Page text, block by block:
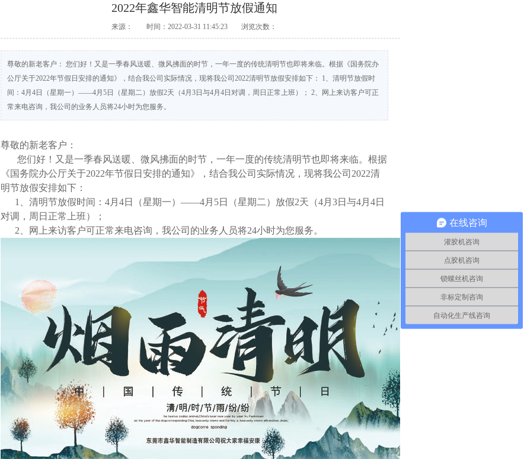
2022年鑫华智能清明节放假通知
来源： 时间：2022-03-31 11:45:23 浏览次数：
尊敬的新老客户： 您们好！又是一季春风送暖、微风拂面的时节，一年一度的传统清明节也即将来临。根据《国务院办
公厅关于2022年节假日安排的通知》，结合我公司实际情况，现将我公司2022清明节放假安排如下： 1、清明节放假时
间：4月4日（星期一）——4月5日（星期二）放假2天（4月3日与4月4日对调，周日正常上班）； 2、网上来访客户可正
常来电咨询，我公司的业务人员将24小时为您服务。
尊敬的新老客户：
您们好！又是一季春风送暖、微风拂面的时节，一年一度的传统清明节也即将来临。根据
《国务院办公厅关于2022年节假日安排的通知》，结合我公司实际情况，现将我公司2022清
明节放假安排如下：
1、清明节放假时间：4月4日（星期一）——4月5日（星期二）放假2天（4月3日与4月4日
对调，周日正常上班）；
2、网上来访客户可正常来电咨询，我公司的业务人员将24小时为您服务。
在线咨询
灌胶机咨询
点胶机咨询
锁螺丝机咨询
非标定制咨询
自动化生产线咨询